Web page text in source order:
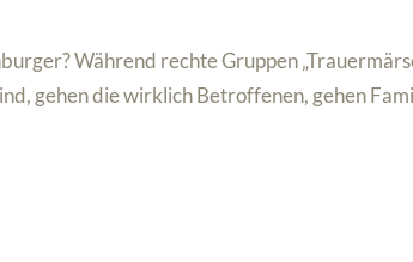
Während rechte Gruppen
gehen die wirklich Betroffenen, gehen